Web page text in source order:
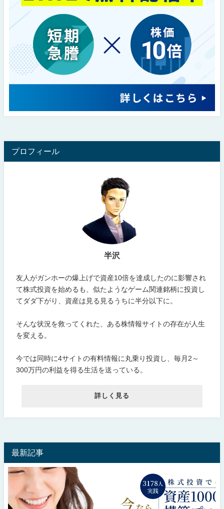
プロフィール
半沢
友人がガンホーの爆上げで資産10倍を達成したのに影響され
て株式投資を始めるも、似たようなゲーム関連銘柄に投資し
てダダ下がり、資産は見る見るうちに半分以下に。
そんな状況を救ってくれた、ある株情報サイトの存在が人生
を変える。
今では同時に4サイトの有料情報に丸乗り投資し、毎月2～
300万円の利益を得る生活を送っている。
詳しく見る
最新記事